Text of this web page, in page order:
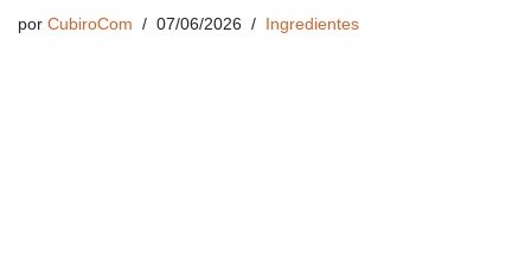
por CubiroCom 07/06/2026 Ingredientes